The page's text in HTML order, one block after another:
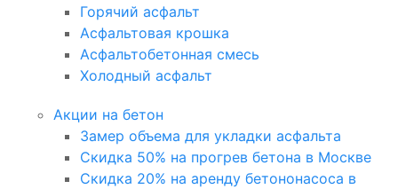
Горячий асфальт
Асфальтовая крошка
Асфальтобетонная смесь
Холодный асфальт
Акции на бетон
Замер объема для укладки асфальта
Скидка 50% на прогрев бетона в Москве
Скидка 20% на аренду бетононасоса в